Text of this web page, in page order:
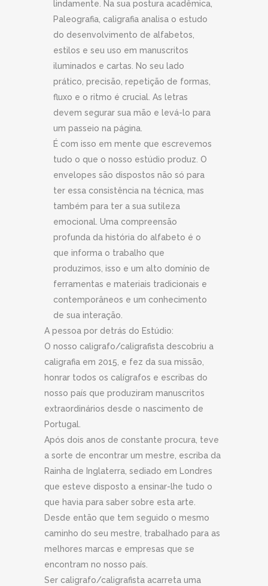
lindamente. Na sua postura acadêmica,
Paleografia, caligrafia analisa o estudo
do desenvolvimento de alfabetos,
estilos e seu uso em manuscritos
iluminados e cartas. No seu lado
prático, precisão, repetição de formas,
fluxo e o ritmo é crucial. As letras
devem segurar sua mão e levá-lo para
um passeio na página.
É com isso em mente que escrevemos
tudo o que o nosso estúdio produz. O
envelopes são dispostos não só para
ter essa consistência na técnica, mas
também para ter a sua sutileza
emocional. Uma compreensão
profunda da história do alfabeto é o
que informa o trabalho que
produzimos, isso e um alto domínio de
ferramentas e materiais tradicionais e
contemporâneos e um conhecimento
de sua interação.
A pessoa por detrás do Estúdio:
O nosso caligrafo/caligrafista descobriu a
caligrafia em 2015, e fez da sua missão,
honrar todos os calígrafos e escribas do
nosso país que produziram manuscritos
extraordinários desde o nascimento de
Portugal.
Após dois anos de constante procura, teve
a sorte de encontrar um mestre, escriba da
Rainha de Inglaterra, sediado em Londres
que esteve disposto a ensinar-lhe tudo o
que havia para saber sobre esta arte.
Desde então que tem seguido o mesmo
caminho do seu mestre, trabalhado para as
melhores marcas e empresas que se
encontram no nosso país.
Ser caligrafo/caligrafista acarreta uma